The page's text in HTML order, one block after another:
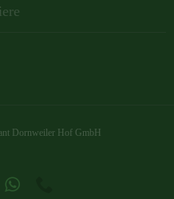
Dornweiler Hof GmbH
WhatsApp